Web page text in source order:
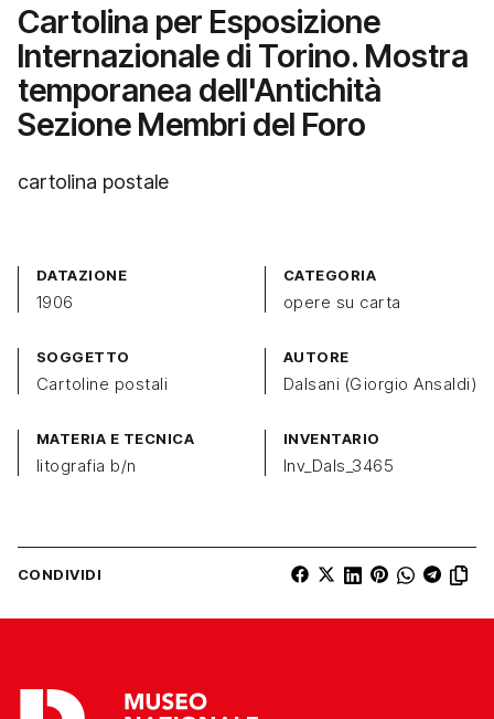
Cartolina per Esposizione
Internazionale di Torino. Mostra
temporanea dell'Antichità
Sezione Membri del Foro
cartolina postale
DATAZIONE
1906
CATEGORIA
opere su carta
SOGGETTO
Cartoline postali
AUTORE
Dalsani (Giorgio Ansaldi)
MATERIA E TECNICA
litografia b/n
INVENTARIO
Inv_Dals_3465
CONDIVIDI